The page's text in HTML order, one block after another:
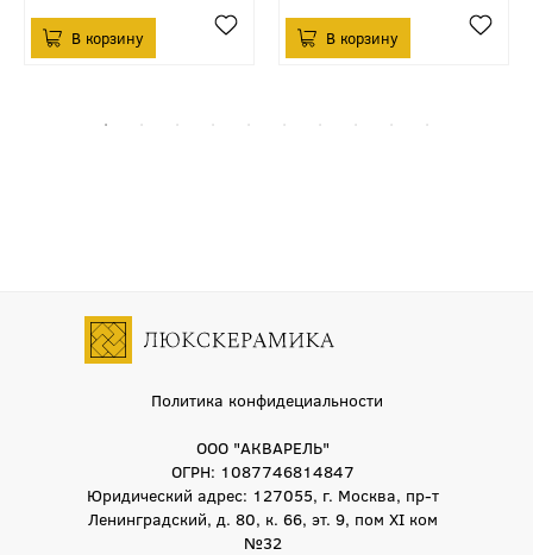
Политика конфидециальности
ООО "АКВАРЕЛЬ"
ОГРН: 1087746814847
Юридический адрес: 127055, г. Москва, пр-т
Ленинградский, д. 80, к. 66, эт. 9, пом XI ком
№32